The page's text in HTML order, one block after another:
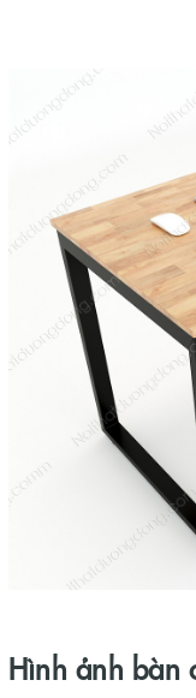
Hình ảnh bàn